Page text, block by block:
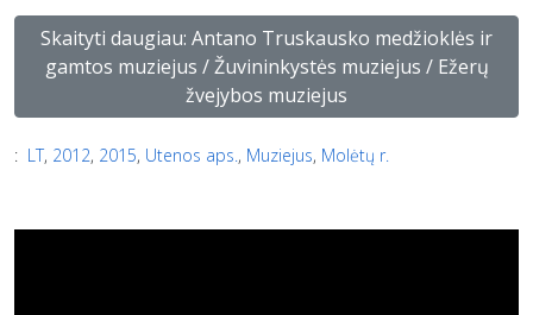
Skaityti daugiau: Antano Truskausko medžioklės ir
gamtos muziejus / Žuvininkystės muziejus / Ežerų
žvejybos muziejus
: LT, 2012, 2015, Utenos aps. , Muziejus, Molėtų r.